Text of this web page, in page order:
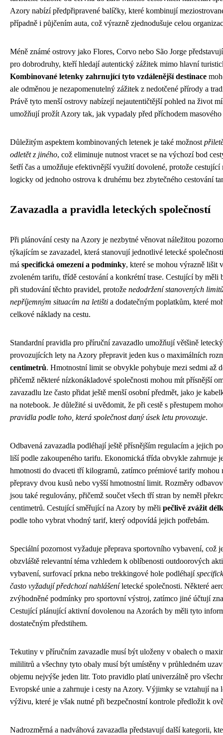
Azory nabízí předpřipravené balíčky, které kombinují
případně i půjčením auta, což výrazně zjednodušuje celou
Méně známé ostrovy jako Flores, Corvo nebo São Jorge
pro dobrodruhy, kteří hledají autentický zážitek mimo hlavní
Kombinované letenky zahrnující tyto vzdálenější destinace
ale odměnou je nezapomenutelný zážitek z nedotčené přírody a
Právě tyto menší ostrovy nabízejí nejautentičtější pohled na život
umožňují prožít Azory tak, jak vypadaly před příchodem
Důležitým aspektem kombinovaných letenek je také možnost
odletět z jiného, což eliminuje nutnost vracet se na výchozí bod
šetří čas a umožňuje efektivnější využití dovolené, protože cestující
logicky od jednoho ostrova k druhému bez zbytečného cestování
Zavazadla a pravidla leteckých společností
Při plánování cesty na Azory je nezbytné věnovat náležitou
týkajícím se zavazadel, která stanovují jednotlivé letecké
má specifická omezení a podmínky, které se mohou výrazně lišit
zvoleném tarifu, třídě cestování a konkrétní trase. Cestující by měli
při studování těchto pravidel, protože nedodržení stanovených
nepříjemným situacím na letišti a dodatečným poplatkům, které
celkové náklady na cestu.
Standardní pravidla pro příruční zavazadlo umožňují většině
provozujících lety na Azory přepravit jeden kus o maximálních
centimetrů. Hmotnostní limit se obvykle pohybuje mezi sedmi až
přičemž některé nízkonákladové společnosti mohou mít přísnější
zavazadlu lze často přidat ještě menší osobní předmět, jako je
na notebook. Je důležité si uvědomit, že při cestě s přestupem
pravidla podle toho, která společnost daný úsek letu provozuje.
Odbavená zavazadla podléhají ještě přísnějším regulacím a jejich
liší podle zakoupeného tarifu. Ekonomická třída obvykle zahrnuje
hmotnosti do dvaceti tří kilogramů, zatímco prémiové tarify mohou
přepravy dvou kusů nebo vyšší hmotnostní limit. Rozměry
jsou také regulovány, přičemž součet všech tří stran by neměl
centimetrů. Cestující směřující na Azory by měli pečlivě zvážit
podle toho vybrat vhodný tarif, který odpovídá jejich potřebám.
Speciální pozornost vyžaduje přeprava sportovního vybavení, což
obzvláště relevantní téma vzhledem k oblíbenosti outdoorových
vybavení, surfovací prkna nebo trekkingové hole podléhají
často vyžadují předchozí nahlášeníletecké společnosti. Některé
zvýhodněné podmínky pro sportovní výstroj, zatímco jiné účtují
Cestující plánující aktivní dovolenou na Azorách by měli tyto
dostatečným předstihem.
Tekutiny v příručním zavazadle musí být uloženy v obalech o
mililitrů a všechny tyto obaly musí být umístěny v průhledném
objemu nejvýše jeden litr. Toto pravidlo platí univerzálně pro
Evropské unie a zahrnuje i cesty na Azory. Výjimky se vztahují na
výživu, které je však nutné při bezpečnostní kontrole předložit k
Nadrozměrná a nadváhová zavazadla představují další kategorii,